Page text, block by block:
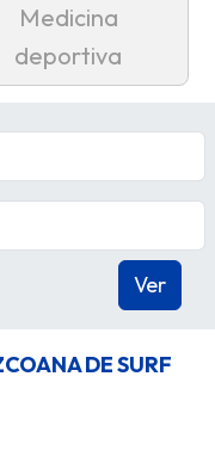
Medicina
deportiva
DE SURF